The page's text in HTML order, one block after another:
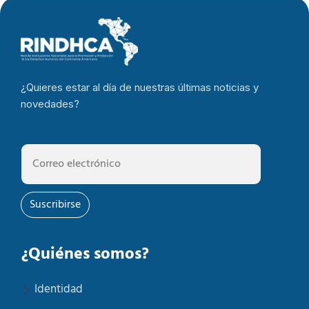
¿Quieres estar al día de nuestras últimas noticias y
novedades?
Suscribirse
¿Quiénes somos?
Identidad